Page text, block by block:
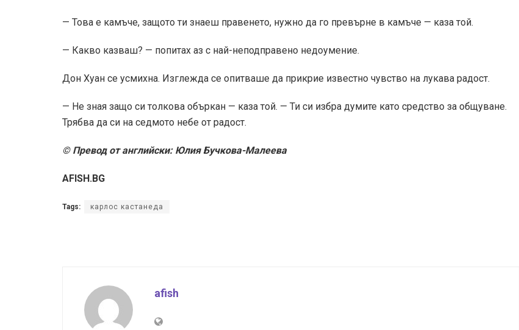
— Това е камъче, защото ти знаеш правенето, нужно да го превърне в камъче — каза той.
— Какво казваш? — попитах аз с най-неподправено недоумение.
Дон Хуан се усмихна. Изглежда се опитваше да прикрие известно чувство на лукава радост.
— Не зная защо си толкова объркан — каза той. — Ти си избра думите като средство за общуване.
Трябва да си на седмото небе от радост.
© Превод от английски: Юлия Бучкова-Малеева
AFISH.BG
Tags: карлос кастанеда
afish